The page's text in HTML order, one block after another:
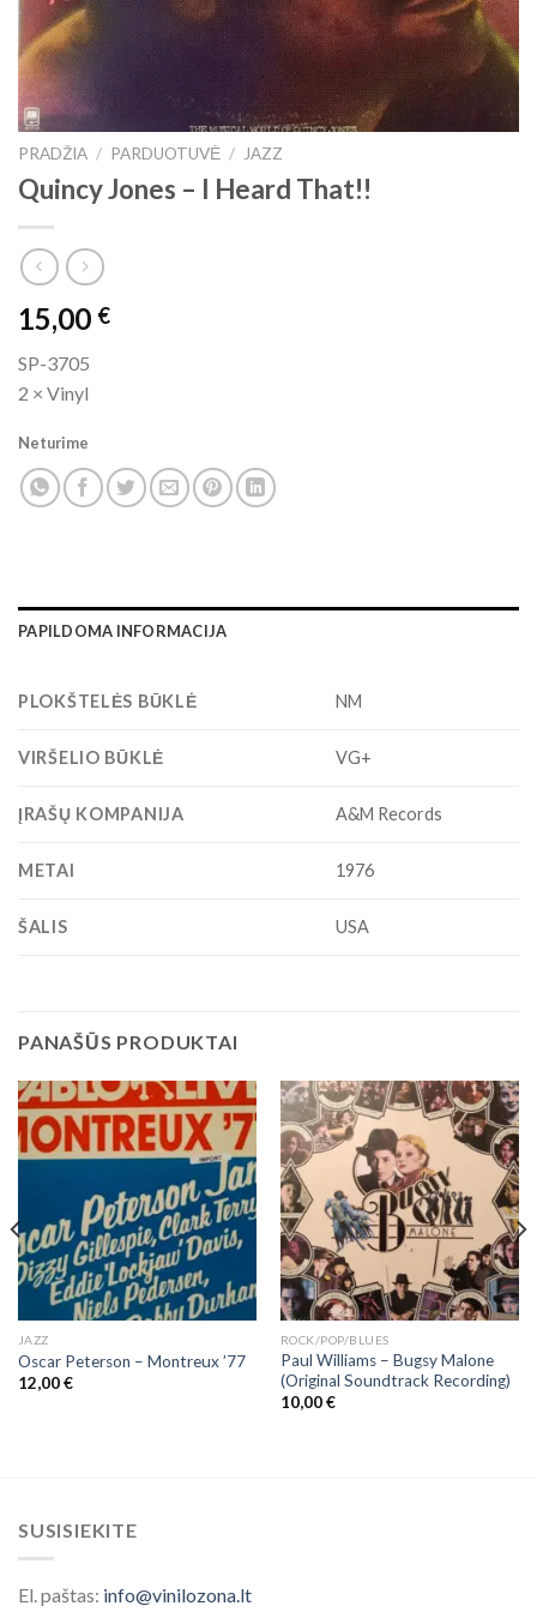
PRADŽIA / PARDUOTUVĖ / JAZZ
Quincy Jones ‎– I Heard That!!
15,00 €
SP-3705
2 × Vinyl
Neturime
PAPILDOMA INFORMACIJA
PLOKŠTELĖS BŪKLĖ NM
VIRŠELIO BŪKLĖ VG+
ĮRAŠŲ KOMPANIJA A&M Records
METAI 1976
ŠALIS USA
PANAŠŪS PRODUKTAI
JAZZ
Oscar Peterson – Montreux ’77
12,00€
ROCK/POP/BLUES
Paul Williams – Bugsy Malone
(Original Soundtrack Recording)
10,00€
SUSISIEKITE
El. paštas: info@vinilozona.lt